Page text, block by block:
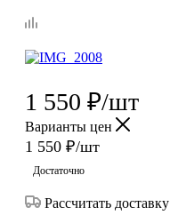
1 550 ₽/шт
Варианты цен
1 550 ₽/шт
Достаточно
Рассчитать доставку